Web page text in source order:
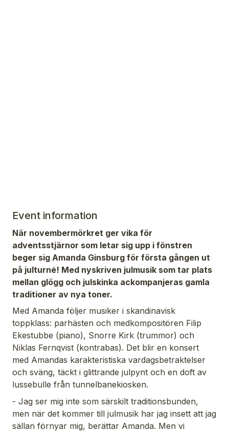
Event information
När novembermörkret ger vika för
adventsstjärnor som letar sig upp i fönstren
beger sig Amanda Ginsburg för första gången ut
på julturné! Med nyskriven julmusik som tar plats
mellan glögg och julskinka ackompanjeras gamla
traditioner av nya toner.
Med Amanda följer musiker i skandinavisk
toppklass: parhästen och medkompositören Filip
Ekestubbe (piano), Snorre Kirk (trummor) och
Niklas Fernqvist (kontrabas). Det blir en konsert
med Amandas karakteristiska vardagsbetraktelser
och sväng, täckt i glittrande julpynt och en doft av
lussebulle från tunnelbanekiosken.
- Jag ser mig inte som särskilt traditionsbunden,
men när det kommer till julmusik har jag insett att jag
sällan förnyar mig, berättar Amanda. Men vi